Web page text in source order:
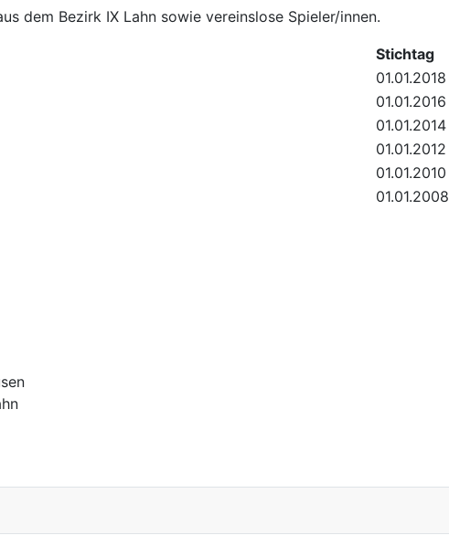
dem Bezirk IX Lahn sowie vereinslose Spieler/innen.
Stichtag
01.01.2018
01.01.2016
01.01.2014
01.01.2012
01.01.2010
01.01.2008